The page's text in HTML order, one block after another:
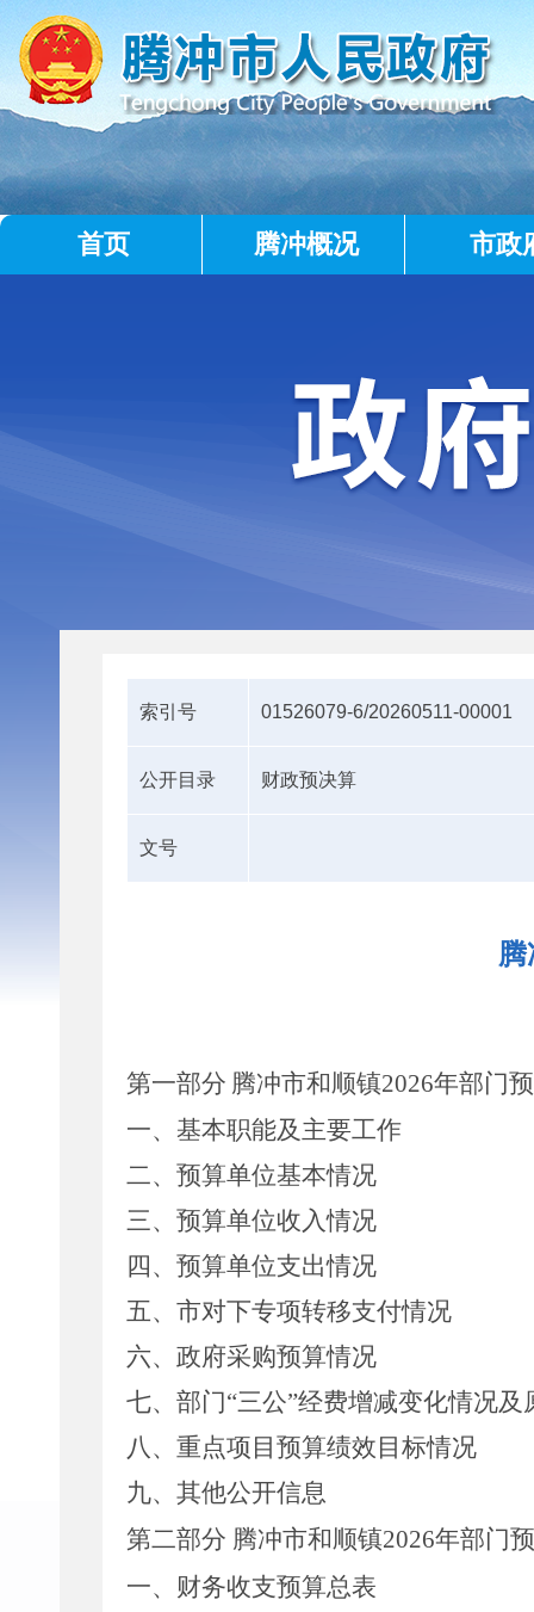
首页 腾冲概况 市政
索引号 01526079-6/20260511-00001
公开目录 财政预决算
文号
第一部分 腾冲市和顺镇2026年部门
一、基本职能及主要工作
二、预算单位基本情况
三、预算单位收入情况
四、 预算单位支出情况
五、 市对下专项转移支付情况
六、 政府采购预算情况
七、部门“三公”经费增减变化情况及
八、重点项目预算绩效目标情况
九、其他公开信息
第二部分 腾冲市和顺镇2026年部门
一、 财务收支预算总表